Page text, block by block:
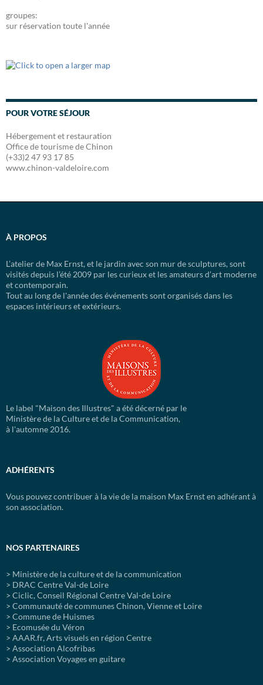
groupes:
sur réservation toute l'année
POUR VOTRE SÉJOUR
Hébergement et restauration
Office de tourisme de Chinon
(+33)2 47 93 17 85
www.chinon-valdeloire.com
À PROPOS
L’atelier de Max Ernst, et le jardin avec son mur de sculptures, sont
visités depuis l’été 2009 par les curieux et les amateurs d’art moderne
et contemporain.
Tout au long de l'année des événements sont organisés dans les
espaces intérieurs et extérieurs.
Le label "Maison des Illustres" a été décerné par le
Ministère de la Culture et de la Communication,
à l'automne 2016.
ADHÉRENTS
Vous pouvez contribuer à la vie de la maison Max Ernst en adhérant à
son association.
NOS PARTENAIRES
> Ministère de la culture et de la communication
> DRAC Centre Val-de Loire
> Ciclic, Conseil Régional Centre Val-de Loire
> Communauté de communes Chinon, Vienne et Loire
> Commune de Huismes
> Ecomusée du Véron
> AAAR.fr, Arts visuels en région Centre
> Association Alcofribas
> Association Voyages en guitare